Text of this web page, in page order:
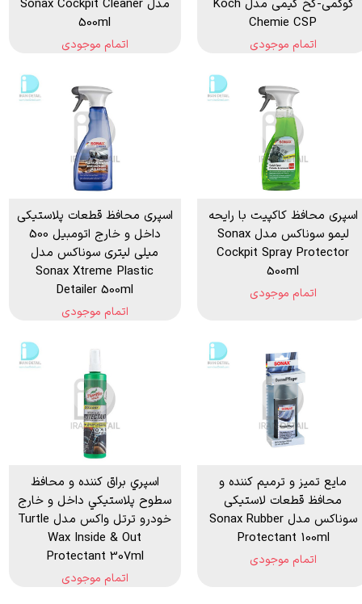
کوکمی-کخ کیمی مدل Koch
Chemie CSP
اتمام موجودی
مدل Sonax Cockpit Cleaner
500ml
اتمام موجودی
اسپری محافظ کاکپیت با رایحه
لیمو سوناکس مدل Sonax
Cockpit Spray Protector
500ml
اتمام موجودی
اسپری محافظ قطعات پلاستیکی
داخل و خارج اتومبیل 500
میلی لیتری سوناکس مدل
Sonax Xtreme Plastic
Detailer 500ml
اتمام موجودی
مایع تمیز و ترمیم کننده و
محافظ قطعات لاستیکی
سوناکس مدل Sonax Rubber
Protectant 100ml
اتمام موجودی
اسپري براق كننده و محافظ
سطوح پلاستيكي داخل و خارج
خودرو ترتل واکس مدل Turtle
Wax Inside & Out
Protectant 307ml
اتمام موجودی